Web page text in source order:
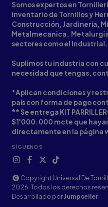
Somos expertos en
inventario de Tornillos y
Construcción, Jardinería,
Metalmecanica,
sectores como el Industrial.
Suplimos tu industria con
necesidad que tengas,
*Aplican condiciones y
país con forma de pago
** Se entrega KIT
$1'000.000 mcte que
directamente en la página
SÍGUENOS
Copyright Universal De
2026. Todos los derechos
Desarrollado porJumpseller